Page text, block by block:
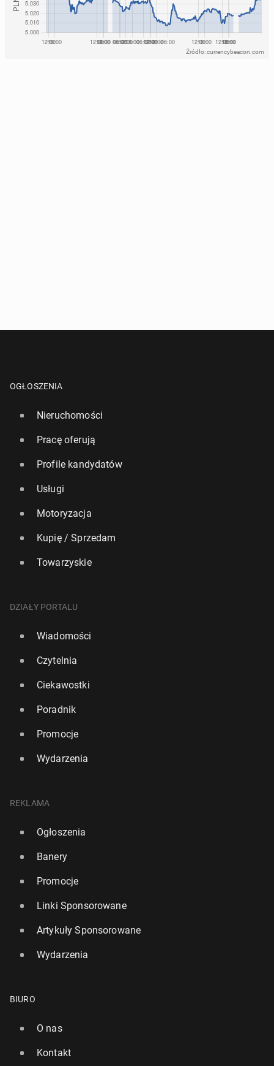
Źródło: currencybeacon.com
OGŁOSZENIA
Nieruchomości
Pracę oferują
Profile kandydatów
Usługi
Motoryzacja
Kupię / Sprzedam
Towarzyskie
DZIAŁY PORTALU
Wiadomości
Czytelnia
Ciekawostki
Poradnik
Promocje
Wydarzenia
REKLAMA
Ogłoszenia
Banery
Promocje
Linki Sponsorowane
Artykuły Sponsorowane
Wydarzenia
BIURO
O nas
Kontakt